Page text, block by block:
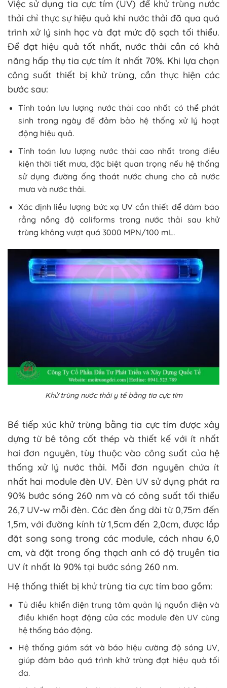
Việc sử dụng tia cực tím (UV) để khử trùng nước
thải chỉ thực sự hiệu quả khi nước thải đã qua quá
trình xử lý sinh học và đạt mức độ sạch tối thiểu.
Để đạt hiệu quả tốt nhất, nước thải cần có khả
năng hấp thụ tia cực tím ít nhất 70%. Khi lựa chọn
công suất thiết bị khử trùng, cần thực hiện các
bước sau:
Tính toán lưu lượng nước thải cao nhất có thể phát
sinh trong ngày để đảm bảo hệ thống xử lý hoạt
động hiệu quả.
Tính toán lưu lượng nước thải cao nhất trong điều
kiện thời tiết mưa, đặc biệt quan trọng nếu hệ thống
sử dụng đường ống thoát nước chung cho cả nước
mưa và nước thải.
Xác định liều lượng bức xạ UV cần thiết để đảm bảo
rằng nồng độ coliforms trong nước thải sau khử
trùng không vượt quá 3000 MPN/100 mL.
Khử trùng nước thải y tế bằng tia cực tím
Bể tiếp xúc khử trùng bằng tia cực tím được xây
dựng từ bê tông cốt thép và thiết kế với ít nhất
hai đơn nguyên, tùy thuộc vào công suất của hệ
thống xử lý nước thải. Mỗi đơn nguyên chứa ít
nhất hai module đèn UV. Đèn UV sử dụng phát ra
90% bước sóng 260 nm và có công suất tối thiểu
26,7 UV-w mỗi đèn. Các đèn ống dài từ 0,75m đến
1,5m, với đường kính từ 1,5cm đến 2,0cm, được lắp
đặt song song trong các module, cách nhau 6,0
cm, và đặt trong ống thạch anh có độ truyền tia
UV ít nhất là 90% tại bước sóng 260 nm.
Hệ thống thiết bị khử trùng tia cực tím bao gồm:
Tủ điều khiển điện trung tâm quản lý nguồn điện và
điều khiển hoạt động của các module đèn UV cùng
hệ thống báo động.
Hệ thống giám sát và báo hiệu cường độ sóng UV,
giúp đảm bảo quá trình khử trùng đạt hiệu quả tối
đa.